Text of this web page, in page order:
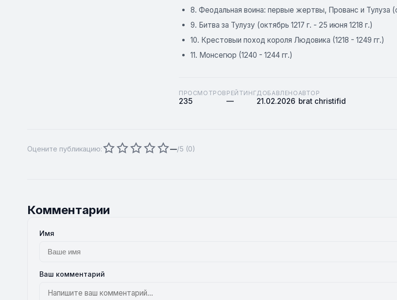
8. Феодальная воина: первые жертвы, Прованс и Тулуза
9. Битва за Тулузу (октябрь 1217 г. -­ 25 июня 1218 г.)
10. Крестовыи поход короля Людовика (1218­ - 1249 гг.)
11. Монсегюр (1240­ - 1244 гг.)
ПРОСМОТРОВ
235
РЕЙТИНГ
—
ДОБАВЛЕНО
21.02.2026
АВТОР
brat christifid
Оцените публикацию: —/5 (0)
Комментарии
Имя
Ваш комментарий